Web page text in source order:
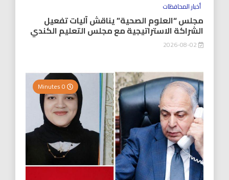
أخبار المحافظات
مجلس “العلوم الصحية” يناقش آليات تفعيل
الشراكة الاستراتيجية مع مجلس التعليم الكندي